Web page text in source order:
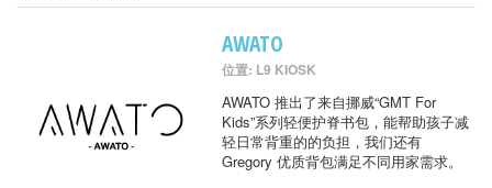
AWATO
位置: L9 KIOSK
AWATO 推出了来自挪威“GMT For
Kids”系列轻便护脊书包，能帮助孩子减
轻日常背重的的负担，我们还有
Gregory 优质背包满足不同用家需求。